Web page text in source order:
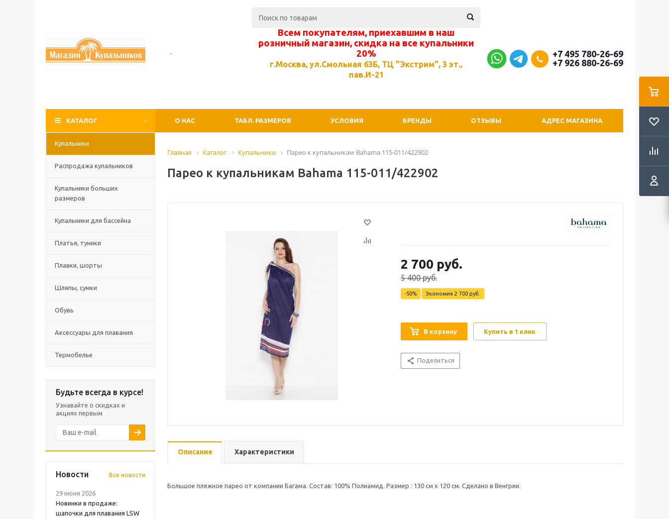
-
Всем покупателям, приехавшим в наш
розничный магазин, скидка на все купальники
20%
г.Москва, ул.Смольная 63Б, ТЦ "Экстрим", 3 эт.,
пав.И-21
+7 495 780-26-69
+7 926 880-26-69
КАТАЛОГ О НАС ТАБЛ. РАЗМЕРОВ УСЛОВИЯ БРЕНДЫ ОТЗЫВЫ АДРЕС МАГАЗИНА
Купальники
Распродажа купальников
Купальники больших
размеров
Купальники для бассейна
Платья, туники
Плавки, шорты
Шляпы, сумки
Обувь
Аксессуары для плавания
Термобелье
Будьте всегда в курсе!
Узнавайте о скидках и
акциях первым
Новости Все новости
29 июня 2026
Новинки в продаже:
шапочки для плавания LSW
Главная Каталог Купальники Парео к купальникам Bahama 115-011/422902
Парео к купальникам Bahama 115-011/422902
2 700 руб.
5 400руб.
-50% Экономия 2 700 руб.
В корзину Купить в 1 клик
Поделиться
Описание Характеристики
Большое пляжное парео от компании Багама. Состав: 100% Полиамид. Размер : 130 см х 120 см. Сделано в Венгрии.